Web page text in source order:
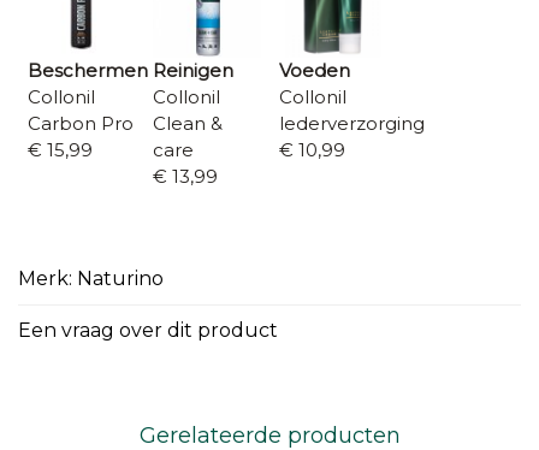
Beschermen
Collonil
Carbon Pro
€ 15,99
Reinigen
Collonil
Clean &
care
€ 13,99
Voeden
Collonil
lederverzorging
€ 10,99
Merk: Naturino
Een vraag over dit product
Gerelateerde producten